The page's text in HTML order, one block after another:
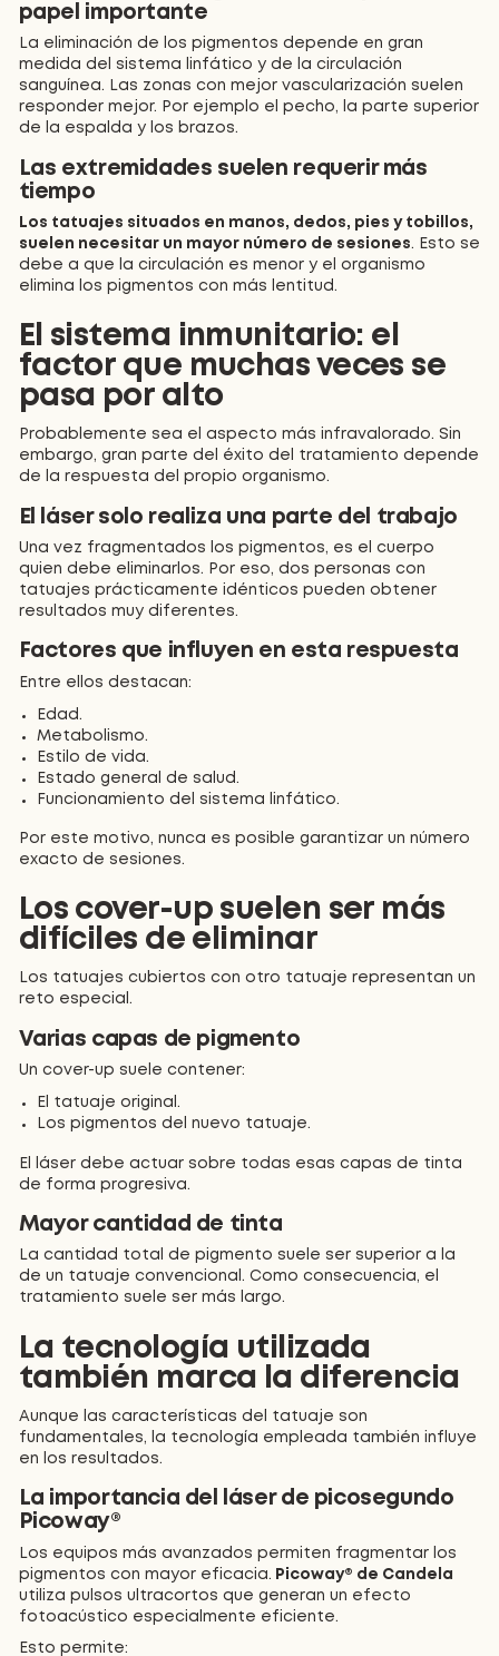
papel importante
La eliminación de los pigmentos depende en gran
medida del sistema linfático y de la circulación
sanguínea. Las zonas con mejor vascularización suelen
responder mejor. Por ejemplo el pecho, la parte superior
de la espalda y los brazos.
Las extremidades suelen requerir más
tiempo
Los tatuajes situados en manos, dedos, pies y tobillos,
suelen necesitar un mayor número de sesiones. Esto se
debe a que la circulación es menor y el organismo
elimina los pigmentos con más lentitud.
El sistema inmunitario: el
factor que muchas veces se
pasa por alto
Probablemente sea el aspecto más infravalorado. Sin
embargo, gran parte del éxito del tratamiento depende
de la respuesta del propio organismo.
El láser solo realiza una parte del trabajo
Una vez fragmentados los pigmentos, es el cuerpo
quien debe eliminarlos. Por eso, dos personas con
tatuajes prácticamente idénticos pueden obtener
resultados muy diferentes.
Factores que influyen en esta respuesta
Entre ellos destacan:
Edad.
Metabolismo.
Estilo de vida.
Estado general de salud.
Funcionamiento del sistema linfático.
Por este motivo, nunca es posible garantizar un número
exacto de sesiones.
Los cover-up suelen ser más
difíciles de eliminar
Los tatuajes cubiertos con otro tatuaje representan un
reto especial.
Varias capas de pigmento
Un cover-up suele contener:
El tatuaje original.
Los pigmentos del nuevo tatuaje.
El láser debe actuar sobre todas esas capas de tinta
de forma progresiva.
Mayor cantidad de tinta
La cantidad total de pigmento suele ser superior a la
de un tatuaje convencional. Como consecuencia, el
tratamiento suele ser más largo.
La tecnología utilizada
también marca la diferencia
Aunque las características del tatuaje son
fundamentales, la tecnología empleada también influye
en los resultados.
La importancia del láser de picosegundo
Picoway®
Los equipos más avanzados permiten fragmentar los
pigmentos con mayor eficacia. Picoway® de Candela
utiliza pulsos ultracortos que generan un efecto
fotoacústico especialmente eficiente.
Esto permite: